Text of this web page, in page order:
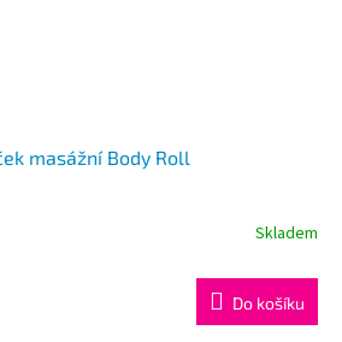
masážní Body Roll
Skladem
Do košíku